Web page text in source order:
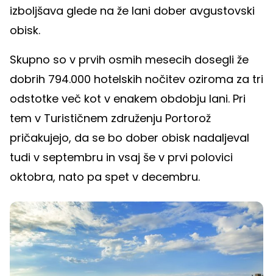
izboljšava glede na že lani dober avgustovski
obisk.
Skupno so v prvih osmih mesecih dosegli že
dobrih 794.000 hotelskih nočitev oziroma za tri
odstotke več kot v enakem obdobju lani. Pri
tem v Turističnem združenju Portorož
pričakujejo, da se bo dober obisk nadaljeval
tudi v septembru in vsaj še v prvi polovici
oktobra, nato pa spet v decembru.